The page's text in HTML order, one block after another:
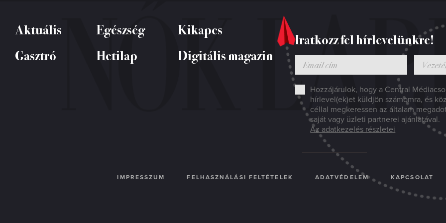
Aktuális Egészség
Kikapcs
Gasztró
Hetilap Digitális magazin
Iratkozz fel hírlevelünkre!
Hozzájárulok, hogy a Central
hírlevel(ek)et küldjön számomra, és
céllal megkeressen az általam
saját vagy üzleti partnerei ajánlatával.
Az adatkezelés részletei
IMPRESSZUM FELHASZNÁLÁSI FELTÉTELEK ADATVÉDELEM KAPCSOLAT